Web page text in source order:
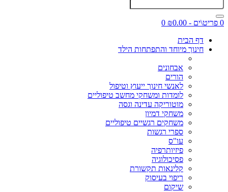
0 פריט\ים - ₪0.00
0
דף הבית
חינוך מיוחד והתפתחות הילד
אבחונים
הורים
לאנשי חינוך ייעוץ וטיפול
לומדות ומשחקי מחשב טיפוליים
מוטוריקה עדינה וגסה
משחקי דמיון
משחקים רגשיים טיפוליים
ספרי רגשות
עו"ס
פיזיותרפיה
פסיכולוגיה
קלינאות תקשורת
ריפוי בעיסוק
שיקום